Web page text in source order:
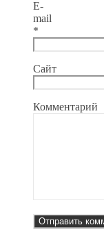
E-
mail
*
Сайт
Комментарий